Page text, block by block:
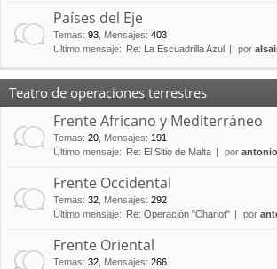
Países del Eje
Temas: 93 Mensajes: 403
Último mensaje:
Re: La Escuadrilla Azul por
Teatro de operaciones terrestres
Frente Africano y Mediterráneo
Temas: 20 Mensajes: 191
Último mensaje:
Re: El Sitio de Malta por
Frente Occidental
Temas: 32 Mensajes: 292
Último mensaje:
Re: Operación "Chariot" por
Frente Oriental
Temas: 32 Mensajes: 266